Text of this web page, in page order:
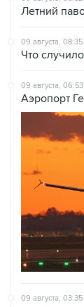
09 августа, 08:35
09 августа, 06:53
09 августа, 03:35